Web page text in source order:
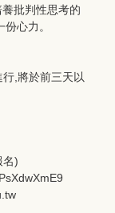
批判性思考的
心力。
,將於前三天以
名)